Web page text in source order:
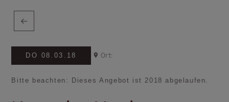
DO 08.03.18 Ort:
Bitte beachten: Dieses Angebot ist 2018 abgelaufen.